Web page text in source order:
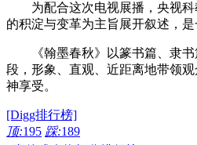
为配合这次电视展播，央视科
的积淀与变革为主旨展开叙述，
《翰墨春秋》以篆书篇、隶书
段，形象、直观、近距离地带领
神享受。
[Digg排行榜]
顶:195 踩:189